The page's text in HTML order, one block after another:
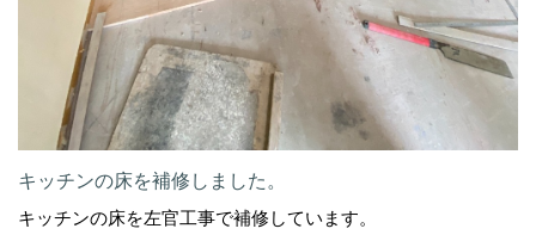
キッチンの床を補修しました。
キッチンの床を左官工事で補修しています。